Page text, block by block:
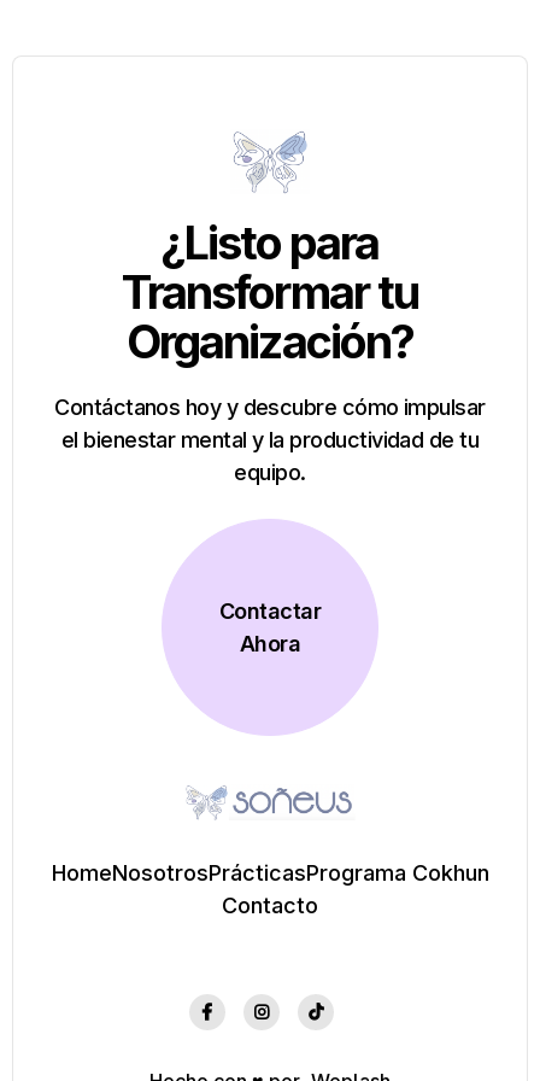
¿Listo para
Transformar tu
Organización?
Contáctanos hoy y descubre cómo impulsar
el bienestar mental y la productividad de tu
equipo.
Contactar
Ahora
HomeNosotrosPrácticasPrograma Cokhun
Contacto
  